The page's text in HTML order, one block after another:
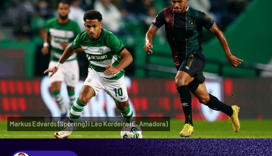
Markus Edvards (Sporting) i Leo Kordeiro (E. Amadora)